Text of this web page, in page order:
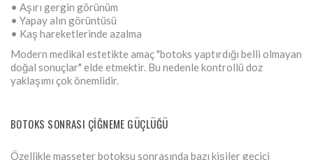
• Aşırı gergin görünüm
• Yapay alın görüntüsü
• Kaş hareketlerinde azalma
Modern medikal estetikte amaç "botoks yaptırdığı belli olmayan
doğal sonuçlar" elde etmektir. Bu nedenle kontrollü doz
yaklaşımı çok önemlidir.
BOTOKS SONRASI ÇIĞNEME GÜÇLÜĞÜ
Özellikle masseter botoksu sonrasında bazı kişiler geçici